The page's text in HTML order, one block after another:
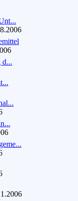
d...